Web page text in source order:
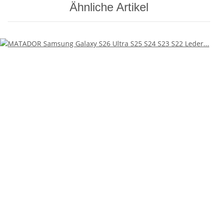
Ähnliche Artikel